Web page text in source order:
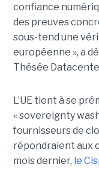
confiance
des preuves
sous-tend une
européenne », a
Thésée
L’UE tient à se
« sovereignty
fournisseurs de
répondraient aux
mois dernier, le C